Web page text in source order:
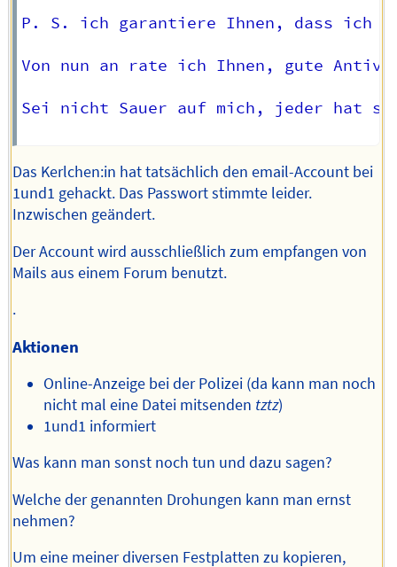
P. S. ich garantiere Ihnen, dass ich
Von nun an rate ich Ihnen, gute
Sei nicht Sauer auf mich, jeder hat
Das Kerlchen:in hat tatsächlich den email-Account bei
1und1 gehackt. Das Passwort stimmte leider.
Inzwischen geändert.
Der Account wird ausschließlich zum empfangen von
Mails aus einem Forum benutzt.
.
Aktionen
Online-Anzeige bei der Polizei (da kann man noch
nicht mal eine Datei mitsenden tztz)
1und1 informiert
Was kann man sonst noch tun und dazu sagen?
Welche der genannten Drohungen kann man ernst
nehmen?
Um eine meiner diversen Festplatten zu kopieren,